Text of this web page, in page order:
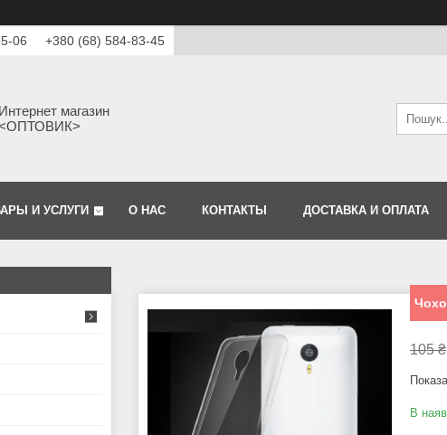
06 +380 (68) 584-83-45
Интернет магазин
И УСЛУГИ О НАС КОНТАКТЫ ДОСТАВКА И ОПЛАТА
105 ₴
В